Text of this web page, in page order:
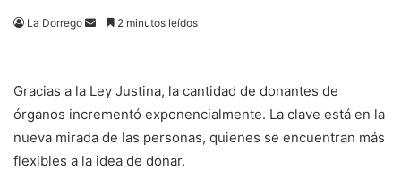
La Dorrego
Send2 minutos leídos
Gracias a la Ley Justina, la cantidad de donantes de
órganos incrementó exponencialmente. La clave está en la
nueva mirada de las personas, quienes se encuentran más
flexibles a la idea de donar.